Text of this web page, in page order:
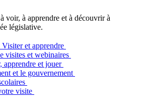
voir, à apprendre et à découvrir à
législative.
et apprendre
visites et webinaires
apprendre et jouer
et le gouvernement
visite